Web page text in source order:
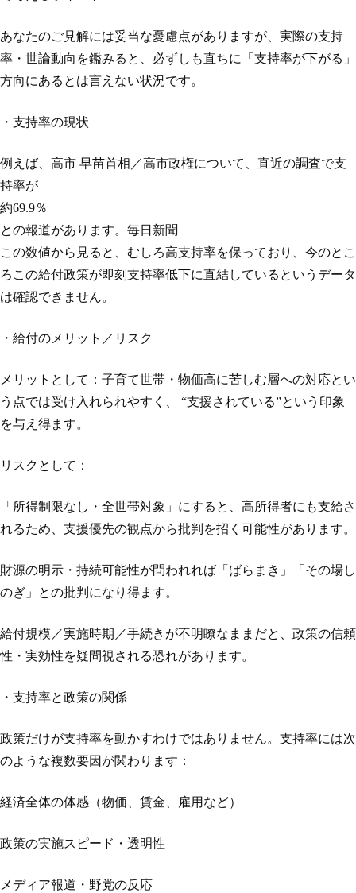
あなたのご見解には妥当な憂慮点がありますが、実際の支持
率・世論動向を鑑みると、必ずしも直ちに「支持率が下がる」
方向にあるとは言えない状況です。
・支持率の現状
例えば、高市 早苗首相／高市政権について、直近の調査で支
持率が
約69.9％
との報道があります。毎日新聞
この数値から見ると、むしろ高支持率を保っており、今のとこ
ろこの給付政策が即刻支持率低下に直結しているというデータ
は確認できません。
・給付のメリット／リスク
メリットとして：子育て世帯・物価高に苦しむ層への対応とい
う点では受け入れられやすく、 “支援されている”という印象
を与え得ます。
リスクとして：
「所得制限なし・全世帯対象」にすると、高所得者にも支給さ
れるため、支援優先の観点から批判を招く可能性があります。
財源の明示・持続可能性が問われれば「ばらまき」「その場し
のぎ」との批判になり得ます。
給付規模／実施時期／手続きが不明瞭なままだと、政策の信頼
性・実効性を疑問視される恐れがあります。
・支持率と政策の関係
政策だけが支持率を動かすわけではありません。支持率には次
のような複数要因が関わります：
経済全体の体感（物価、賃金、雇用など）
政策の実施スピード・透明性
メディア報道・野党の反応